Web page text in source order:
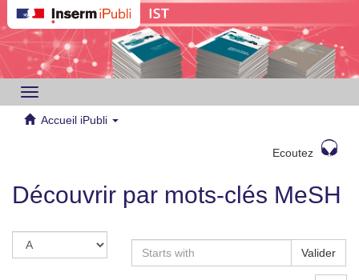
Toggle
navigation
Accueil iPubli
Ecoutez
Découvrir par mots-clés MeSH
Valider